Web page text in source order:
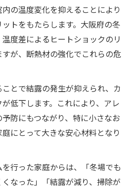
の温度変化を抑えることにより
トをもたらします。大阪府の冬
度差によるヒートショックのリ
が、断熱材の強化でこれらの危
とで結露の発生が抑えられ、カ
低下します。これにより、アレ
防にもつながり、特に小さなお
にとって大きな安心材料となり
行った家庭からは、「冬場でも
なった」「結露が減り、掃除が